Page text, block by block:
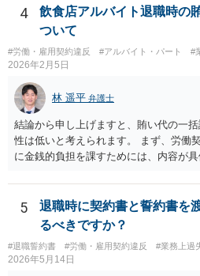
る、賃金減額を受け入れる、などの条
ない限り、PIPの定性評価が即解雇につ
をやれば退職させられると考えている
ても、やらなくても、結局は労働契約
り解雇はできないので、PIPは説得材料
パッケージの額と労働者の退職意思で
ームバーグ事件など、有名な外資系企
後の解雇が無効とされた例は珍しくあ
ッケージを受け入れないと内容がダウ
般的に使うロジックです。そうしない
延期しかねないからです。しかし、会
れば労働者が退職を拒む方向に働き、
るので、ダウンするというロジックを
ている可能性が高いです。４か月とい
ては低すぎず、高すぎずという水準で
着したいと考えている可能性が高いと
4
飲食店アルバイト退職時の
ついて
#労働・雇用契約違反 #アルバイト・パート #
2026年2月5日
林 遥平 弁護士
結論から申し上げますと、賄い代の一
性は低いと考えられます。 まず、労働
に金銭的負担を課すためには、内容が
り、賄い1回あたりの金額が事前に明示
の具体的内容や返還方法について説明
現物支給としての記載がないといった
じるのかが不明確です。このような条
賄い代を請求することは、契約として
また、賄いが日常的に提供されていた
5
退職時に契約書と誓約書を
るべきですか？
#退職誓約書 #労働・雇用契約違反 #業務上過
2026年5月14日